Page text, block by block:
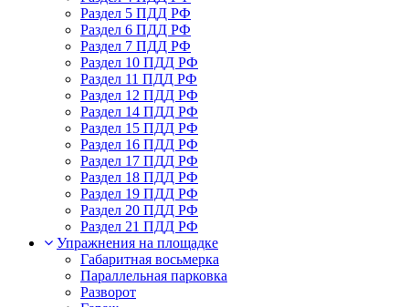
Раздел 5 ПДД РФ
Раздел 6 ПДД РФ
Раздел 7 ПДД РФ
Раздел 10 ПДД РФ
Раздел 11 ПДД РФ
Раздел 12 ПДД РФ
Раздел 14 ПДД РФ
Раздел 15 ПДД РФ
Раздел 16 ПДД РФ
Раздел 17 ПДД РФ
Раздел 18 ПДД РФ
Раздел 19 ПДД РФ
Раздел 20 ПДД РФ
Раздел 21 ПДД РФ
Упражнения на площадке
Габаритная восьмерка
Параллельная парковка
Разворот